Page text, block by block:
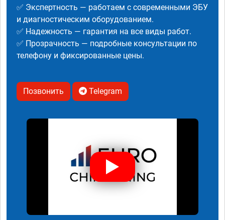
✅ Экспертность — работаем с современными ЭБУ
и диагностическим оборудованием.
✅ Надежность — гарантия на все виды работ.
✅ Прозрачность — подробные консультации по
телефону и фиксированные цены.
Позвонить Telegram